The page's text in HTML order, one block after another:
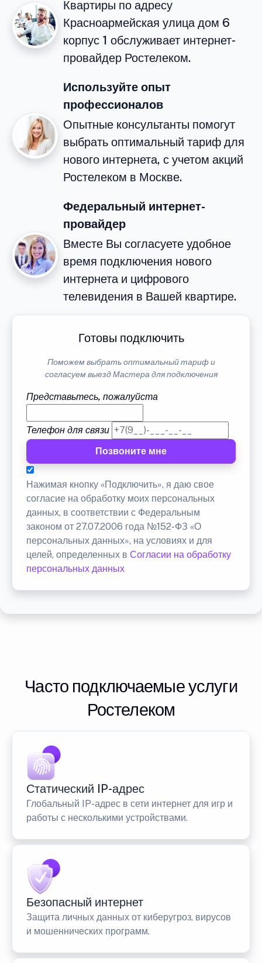
Квартиры по адресу
Красноармейская улица дом 6
корпус 1 обслуживает интернет-
провайдер Ростелеком.
Используйте опыт
профессионалов
Опытные консультанты помогут
выбрать оптимальный тариф для
нового интернета, с учетом акций
Ростелеком в Москве.
Федеральный интернет-
провайдер
Вместе Вы согласуете удобное
время подключения нового
интернета и цифрового
телевидения в Вашей квартире.
Готовы подключить
Поможем выбрать оптимальный тариф и
согласуем выезд Мастера для подключения
Представьтесь, пожалуйста
Телефон для связи
Позвоните мне
Нажимая кнопку «Подключить», я даю свое
согласие на обработку моих персональных
данных, в соответствии с Федеральным
законом от 27.07.2006 года №152-ФЗ «О
персональных данных», на условиях и для
целей, определенных в Согласии на обработку
персональных данных
Часто подключаемые услуги
Ростелеком
Статический IP-адрес
Глобальный IP-адрес в сети интернет для игр и
работы с несколькими устройствами.
Безопасный интернет
Защита личных данных от киберугроз, вирусов
и мошеннических программ.